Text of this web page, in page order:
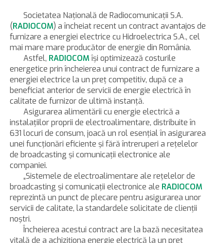
Societatea Naţională de Radiocomunicaţii S.A.
(RADIOCOM) a încheiat recent un contract avantajos de
furnizare a energiei electrice cu Hidroelectrica S.A., cel
mai mare mare producător de energie din România.
Astfel, RADIOCOMîşi optimizează costurile
energetice prin încheierea unui contract de furnizare a
energiei electrice la un preţ competitiv, după ce a
beneficiat anterior de servicii de energie electrică în
calitate de furnizor de ultimă instanţă.
Asigurarea alimentării cu energie electrică a
instalaţiilor proprii de electroalimentare, distribuite în
631 locuri de consum, joacă un rol esenţial în asigurarea
unei funcţionări eficiente şi fără întreruperi a reţelelor
de broadcasting şi comunicaţii electronice ale
companiei.
„Sistemele de electroalimentare ale reţelelor de
broadcasting şi comunicaţii electronice ale RADIOCOM
reprezintă un punct de plecare pentru asigurarea unor
servicii de calitate, la standardele solicitate de clienţii
noştri.
Încheierea acestui contract are la bază necesitatea
vitală de a achiziţiona energie electrică la un preţ